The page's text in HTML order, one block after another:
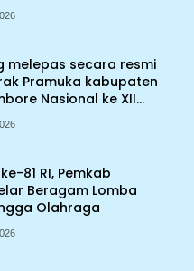
melepas secara resmi
Pramuka kabupaten
Nasional ke XII
Cibubur
81 RI, Pemkab
Beragam Lomba
Olahraga